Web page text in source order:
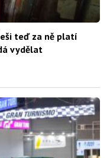
teď za ně platí
vydělat